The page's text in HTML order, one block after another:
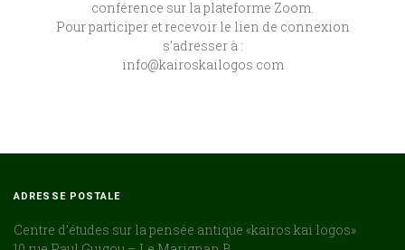
conférence sur la plateforme Zoom.
Pour participer et recevoir le lien de connexion
s’adresser à :
info@kairoskailogos.com
ADRESSE POSTALE
Centre d’études sur la pensée antique «kairos kai logos»